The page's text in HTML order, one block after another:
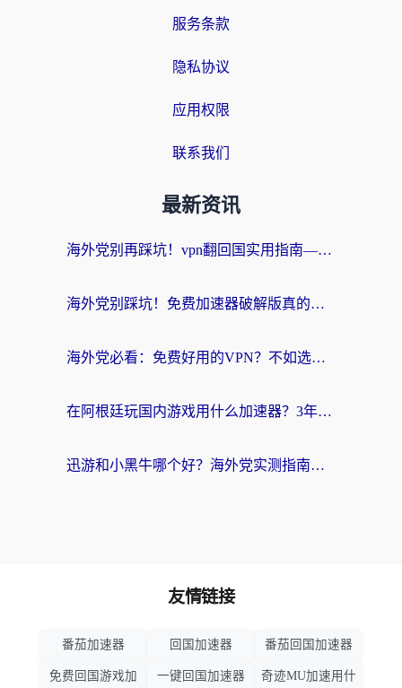
服务条款
隐私协议
应用权限
联系我们
最新资讯
海外党别再踩坑！vpn翻回国实用指南——选对加速器，国内资源无缝用
海外党别踩坑！免费加速器破解版真的能用？教你无缝访问国内资源的正确姿势
海外党必看：免费好用的VPN？不如选对转国内加速器实现无缝追剧
在阿根廷玩国内游戏用什么加速器？3年海外党亲测实用指南
迅游和小黑牛哪个好？海外党实测指南，选对中国地址加速器才能无缝刷国内资源
友情链接
番茄加速器 回国加速器 番茄回国加速器
免费回国游戏加 一键回国加速器 奇迹MU加速用什